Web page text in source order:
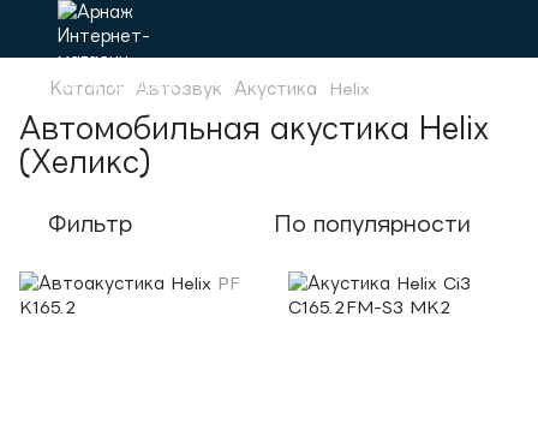
Каталог Автозвук Акустика Helix
Автомобильная акустика Helix
(Хеликс)
Фильтр По популярности